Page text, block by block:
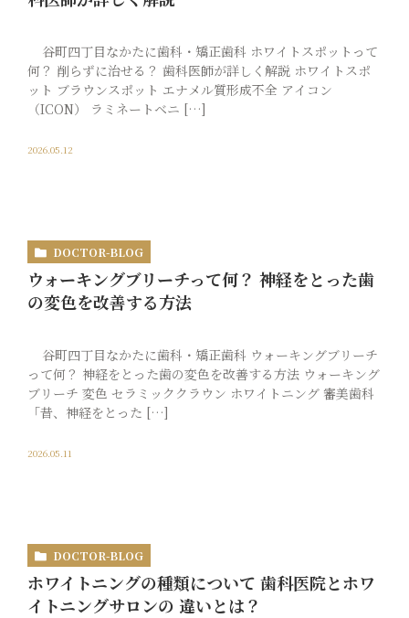
谷町四丁目なかたに歯科・矯正歯科 ホワイトスポットって
何？ 削らずに治せる？ 歯科医師が詳しく解説 ホワイトスポ
ット ブラウンスポット エナメル質形成不全 アイコン
（ICON） ラミネートベニ […]
2026.05.12
DOCTOR-BLOG
ウォーキングブリーチって何？ 神経をとった歯
の変色を改善する方法
谷町四丁目なかたに歯科・矯正歯科 ウォーキングブリーチ
って何？ 神経をとった歯の変色を改善する方法 ウォーキング
ブリーチ 変色 セラミッククラウン ホワイトニング 審美歯科
「昔、神経をとった […]
2026.05.11
DOCTOR-BLOG
ホワイトニングの種類について 歯科医院とホワ
イトニングサロンの 違いとは？